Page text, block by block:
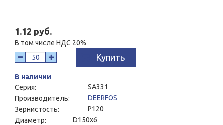
1.12 руб.
В том числе НДС 20%
Купить
В наличии
Серия:
SА331
Производитель:
DEERFOS
Зернистость:
P120
Диаметр:
D150x6